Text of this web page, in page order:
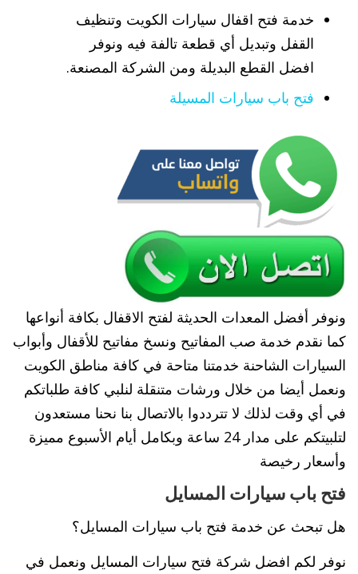
خدمة فتح اقفال سيارات الكويت وتنظيف
القفل وتبديل أي قطعة تالفة فيه ونوفر
افضل القطع البديلة ومن الشركة المصنعة.
فتح باب سيارات المسيلة
ونوفر أفضل المعدات الحديثة لفتح الاقفال بكافة أنواعها
كما نقدم خدمة صب المفاتيح ونسخ مفاتيح للأقفال وأبواب
السيارات الشاحنة خدمتنا متاحة في كافة مناطق الكويت
ونعمل أيضا من خلال ورشات متنقلة لنلبي كافة طلباتكم
في أي وقت لذلك لا تترددوا بالاتصال بنا نحنا مستعدون
لتلبيتكم على مدار 24 ساعة وبكامل أيام الأسبوع مميزة
وأسعار رخيصة
فتح باب سيارات المسايل
هل تبحث عن خدمة فتح باب سيارات المسايل؟
نوفر لكم افضل شركة فتح سيارات المسايل ونعمل في